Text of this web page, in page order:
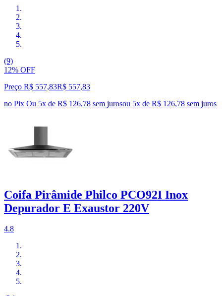
(9)
12% OFF
Preço R$ 557,83R$ 557,83
no Pix Ou 5x de R$ 126,78 sem jurosou 5x de R$ 126,78 sem juros
Coifa Pirâmide Philco PCO92I Inox
Depurador E Exaustor 220V
4.8